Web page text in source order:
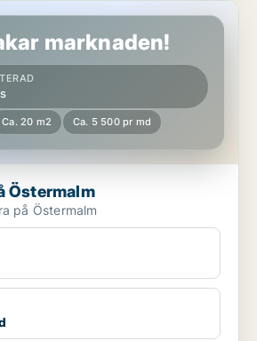
marknaden!
Ca. 20 m2 Ca. 5 500 pr md
Östermalm
på Östermalm